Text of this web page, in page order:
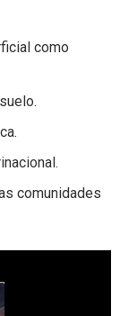
como
comunidades